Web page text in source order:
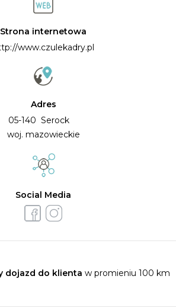
Strona internetowa
www.czulekadry.pl
Adres
05-140 Serock
woj. mazowieckie
Social Media
dojazd do klienta w promieniu 100 km